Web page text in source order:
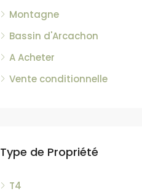
Montagne
Bassin d'Arcachon
A Acheter
Vente conditionnelle
Type de Propriété
T4